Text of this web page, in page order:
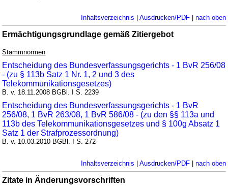
Inhaltsverzeichnis | Ausdrucken/PDF| nach oben
Ermächtigungsgrundlage gemäß Zitiergebot
Stammnormen
Entscheidung des Bundesverfassungsgerichts - 1 BvR 256/08
- (zu § 113b Satz 1 Nr. 1, 2 und 3 des
Telekommunikationsgesetzes)
B. v. 18.11.2008 BGBl. I S. 2239
Entscheidung des Bundesverfassungsgerichts - 1 BvR
256/08, 1 BvR 263/08, 1 BvR 586/08 - (zu den §§ 113a und
113b des Telekommunikationsgesetzes und § 100g Absatz 1
Satz 1 der Strafprozessordnung)
B. v. 10.03.2010 BGBl. I S. 272
Inhaltsverzeichnis | Ausdrucken/PDF| nach oben
Zitate in Änderungsvorschriften